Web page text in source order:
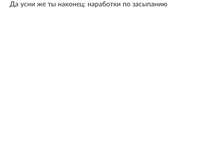
Да усни же ты наконец: наработки по засыпанию